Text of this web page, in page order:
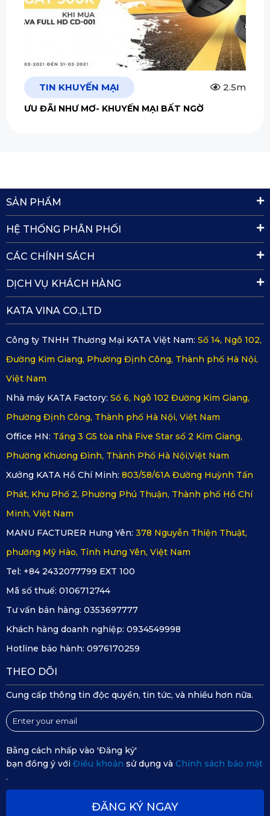
TIN KHUYẾN MẠI 2.5m
ƯU ĐÃI NHƯ MƠ- KHUYẾN MẠI BẤT NGỜ
SẢN PHẨM
HỆ THỐNG PHÂN PHỐI
CÁC CHÍNH SÁCH
DỊCH VỤ KHÁCH HÀNG
KATA VINA CO.,LTD
Công ty TNHH Thương Mại KATA Việt Nam: Số 14, Ngõ 102,
Đường Kim Giang, Phường Định Công, Thành phố Hà Nội,
Việt Nam
Nhà máy KATA Factory: Số 6, Ngõ 102 Đường Kim Giang,
Phường Định Công, Thành phố Hà Nội, Việt Nam
Office HN: Tầng 3 G5 tòa nhà Five Star số 2 Kim Giang,
Phường Khương Đình, Thành Phố Hà Nội,Việt Nam
Xưởng KATA Hồ Chí Minh: 803/58/61A Đường Huỳnh Tấn
Phát, Khu Phố 2, Phường Phú Thuận, Thành phố Hồ Chí
Minh, Việt Nam
MANU FACTURER Hưng Yên: 378 Nguyễn Thiện Thuật,
phường Mỹ Hào, Tỉnh Hưng Yên, Việt Nam
Tel: +84 2432077799 EXT 100
Mã số thuế: 0106712744
Tư vấn bán hàng: 0353697777
Khách hàng doanh nghiệp: 0934549998
Hotline bảo hành: 0976170259
THEO DÕI
Cung cấp thông tin độc quyền, tin tức, và nhiều hơn nữa.
Bằng cách nhấp vào 'Đăng ký'
bạn đồng ý với Điều khoản sử dụng và Chính sách bảo mật
.
ĐĂNG KÝ NGAY